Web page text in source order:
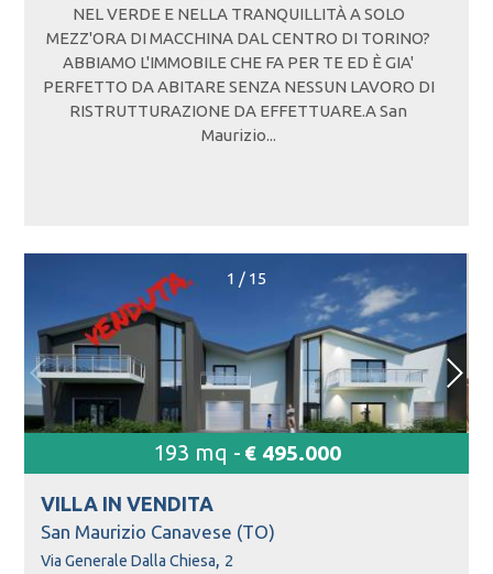
NEL VERDE E NELLA TRANQUILLITÀ A SOLO
MEZZ'ORA DI MACCHINA DAL CENTRO DI TORINO?
ABBIAMO L'IMMOBILE CHE FA PER TE ED È GIA'
PERFETTO DA ABITARE SENZA NESSUN LAVORO DI
RISTRUTTURAZIONE DA EFFETTUARE.A San
Maurizio...
1 / 15
193 mq - € 495.000
VILLA IN VENDITA
San Maurizio Canavese (TO)
Via Generale Dalla Chiesa, 2